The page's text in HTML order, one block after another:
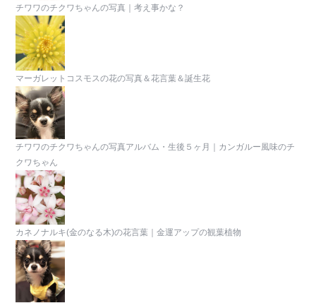
チワワのチクワちゃんの写真｜考え事かな？
マーガレットコスモスの花の写真＆花言葉＆誕生花
チワワのチクワちゃんの写真アルバム・生後５ヶ月｜カンガルー風味のチ
クワちゃん
カネノナルキ(金のなる木)の花言葉｜金運アップの観葉植物